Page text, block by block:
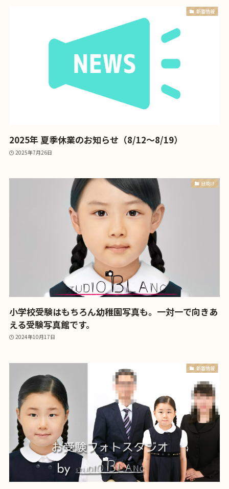
新着情報
2025年 夏季休業のお知らせ（8/12～8/19）
2025年7月26日
日焼け
小学校受験はもちろん幼稚園写真も。一対一で向きあ
える受験写真館です。
2024年10月17日
新着情報